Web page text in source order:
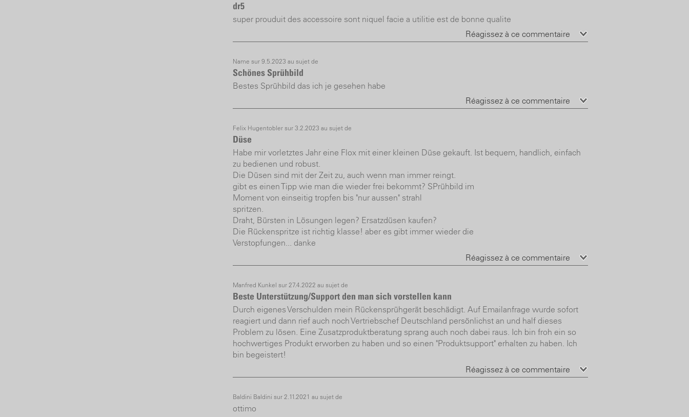
dr5
super prouduit des accessoire sont niquel facie a utilitie est de bonne qualite
Réagissez à ce commentaire
Name sur 9.5.2023 au sujet de
Schönes Sprühbild
Bestes Sprühbild das ich je gesehen habe
Réagissez à ce commentaire
Felix Hugentobler sur 3.2.2023 au sujet de
Düse
Habe mir vorletztes Jahr eine Flox mit einer kleinen Düse gekauft. Ist bequem, handlich, einfach
zu bedienen und robust.
Die Düsen sind mit der Zeit zu, auch wenn man immer reingt.
gibt es einen Tipp wie man die wieder frei bekommt? SPrühbild im
Moment von einseitig tropfen bis "nur aussen" strahl
spritzen.
Draht, Bürsten in Lösungen legen? Ersatzdüsen kaufen?
Die Rückenspritze ist richtig klasse! aber es gibt immer wieder die
Verstopfungen... danke
Réagissez à ce commentaire
Manfred Kunkel sur 27.4.2022 au sujet de
Beste Unterstützung/Support den man sich vorstellen kann
Durch eigenes Verschulden mein Rückensprühgerät beschädigt. Auf Emailanfrage wurde sofort
reagiert und dann rief auch noch Vertriebschef Deutschland persönlichst an und half dieses
Problem zu lösen. Eine Zusatzproduktberatung sprang auch noch dabei raus. Ich bin froh ein so
hochwertiges Produkt erworben zu haben und so einen "Produktsupport" erhalten zu haben. Ich
bin begeistert!
Réagissez à ce commentaire
Baldini Baldini sur 2.11.2021 au sujet de
ottimo